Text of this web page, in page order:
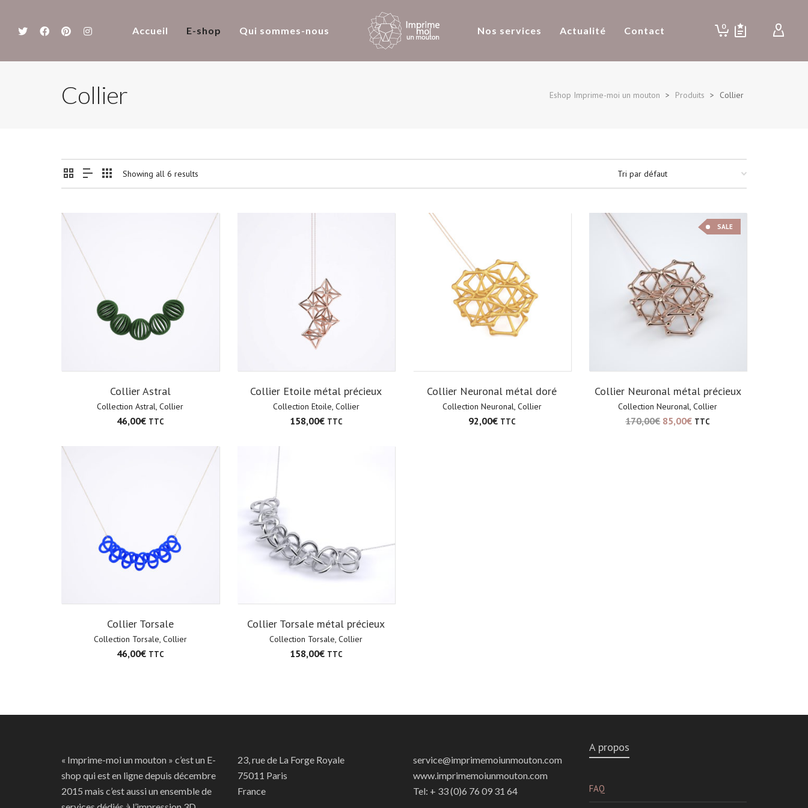
Accueil E-shop Qui sommes-nous Nos services Actualité Contact 0
Collier Eshop Imprime-moi un mouton > Produits > Collier
Showing all 6 results
Collier Astral
Collection Astral ,Collier
46,00€ TTC
Collier Etoile métal précieux
Collection Etoile Collier
158,00€ TTC
Collier Neuronal métal doré
Collection Neuronal Collier
92,00€ TTC
SALE
Collier Neuronal métal précieux
Collection Neuronal ,Collier
170,00€ 85,00€ TTC
Collier Torsale
Collection Torsale, Collier
46,00€ TTC
Collier Torsale métal précieux
Collection Torsale,Collier
158,00€ TTC
« Imprime-moi un mouton » c’est un E-
shop qui est en ligne depuis décembre
2015 mais c’est aussi un ensemble de
23, rue de La Forge Royale
75011 Paris
France
service@imprimemoiunmouton.com
www.imprimemoiunmouton.com
Tel: + 33 (0)6 76 09 31 64
A propos
FAQ